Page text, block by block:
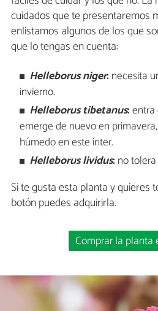
cuidados que te presentaremos
enlistamos algunos de los que
que lo tengas en cuenta:
Helleborus niger: necesita
invierno.
Helleborus tibetanus:
emerge de nuevo en
húmedo en este inter.
Helleborus lividus: no
Si te gusta esta planta y quieres
botón puedes adquirirla.
Comprar la